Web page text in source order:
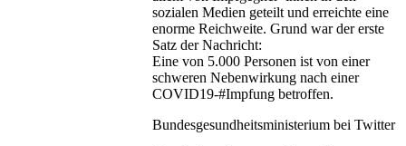
sozialen Medien geteilt und erreichte eine
enorme Reichweite. Grund war der erste
Satz der Nachricht:
Eine von 5.000 Personen ist von einer
schweren Nebenwirkung nach einer
COVID19-#Impfung betroffen.
Bundesgesundheitsministerium bei Twitter